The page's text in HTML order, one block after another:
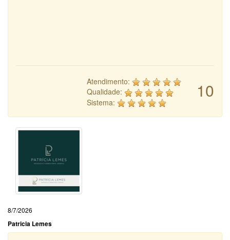
10
Atendimento:
Qualidade:
Sistema:
8/7/2026
Patricia Lemes